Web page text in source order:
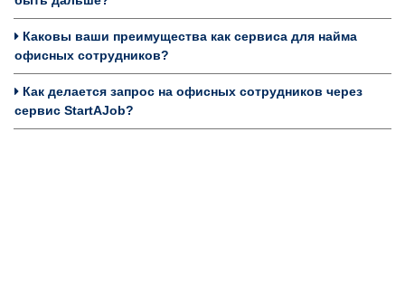
Каковы ваши преимущества как сервиса для найма
офисных сотрудников?
Как делается запрос на офисных сотрудников через
сервис StartAJob?